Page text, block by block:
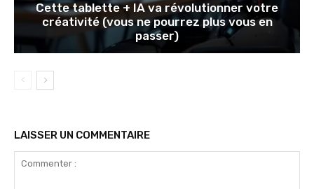
Cette tablette + IA va révolutionner votre
créativité (vous ne pourrez plus vous en
passer)
LAISSER UN COMMENTAIRE